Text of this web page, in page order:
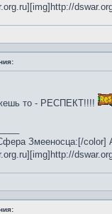
то - РЕСПЕКТ!!!!
Змееносца:[/color]